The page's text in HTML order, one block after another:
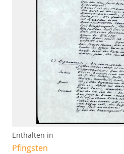
Enthalten in
Pfingsten